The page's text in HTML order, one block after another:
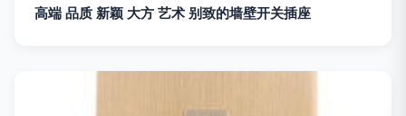
高端 品质 新颖 大方 艺术 别致的墙壁开关插座